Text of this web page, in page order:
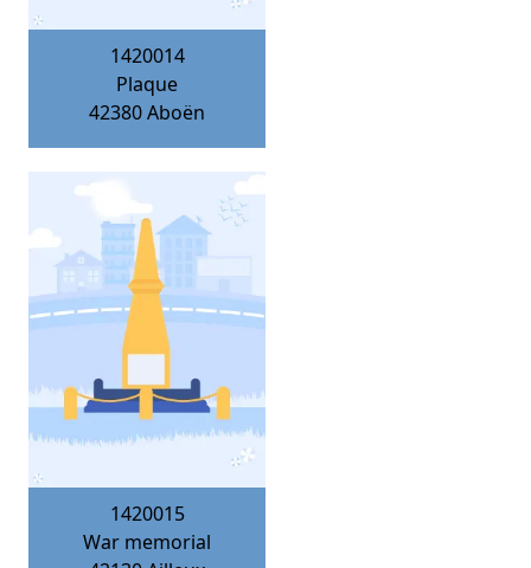
1420014
Plaque
42380Aboën
1420015
War memorial